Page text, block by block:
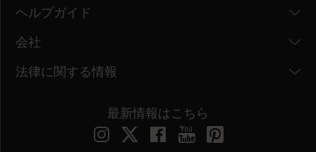
ヘルプガイド
会社
法律に関する情報
最新情報はこちら